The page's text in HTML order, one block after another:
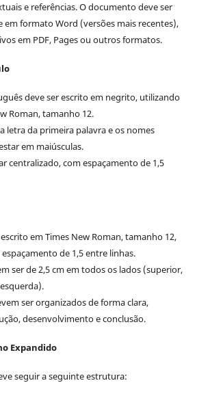
e referências. O documento deve ser
em formato Word (versões mais recentes),
em PDF, Pages ou outros formatos.
deve ser escrito em negrito, utilizando
Roman, tamanho 12.
letra da primeira palavra e os nomes
em maiúsculas.
centralizado, com espaçamento de 1,5
em Times New Roman, tamanho 12,
de 1,5 entre linhas.
ser de 2,5 cm em todos os lados (superior,
ser organizados de forma clara,
desenvolvimento e conclusão.
Expandido
seguir a seguinte estrutura: